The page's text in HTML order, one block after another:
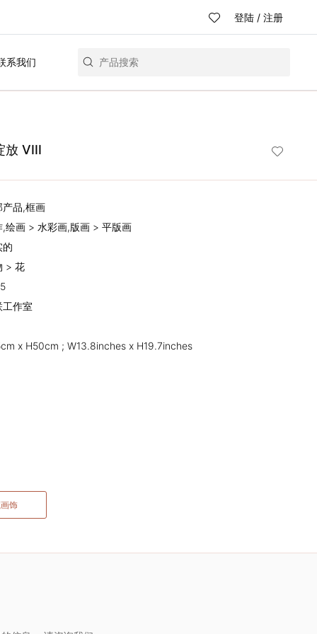
登陆 / 注册
系我们
放 VIII
品,框画
,绘画 > 水彩画,版画 > 平版画
的
> 花
作室
x H50cm ; W13.8inches x H19.7inches
饰